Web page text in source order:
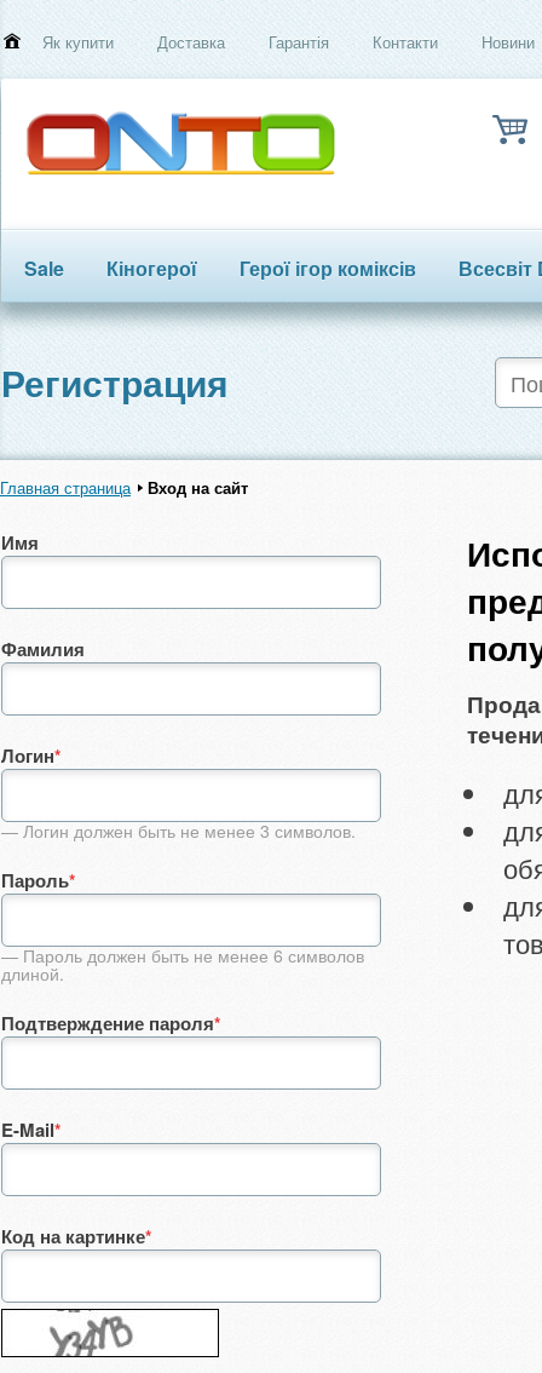
Як купити Доставка Гарантія Контакти Новини
Sale Кіногерої Герої ігор коміксів Всесвіт
Трансформери
Регистрация
Главная страница Вход на сайт
Имя
Фамилия
Логин*
— Логин должен быть не менее 3 символов.
Пароль*
— Пароль должен быть не менее 6 символов
длиной.
Подтверждение пароля*
E-Mail*
Код на картинке*